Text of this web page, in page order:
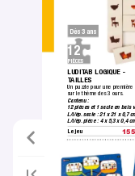
LUDITAB LOGIQUE -
TAILLES
Un puzzle pour une
sur le thème des 3 ours.
Contenu :
12 pièces et 1 socle en bois
L/l/ép. socle : 21 x 21 x 0,7
L/l/ép. pièce : 4 x 5,3 x 0,4
Le jeu
12
PIÈCES
Dès 3 ans